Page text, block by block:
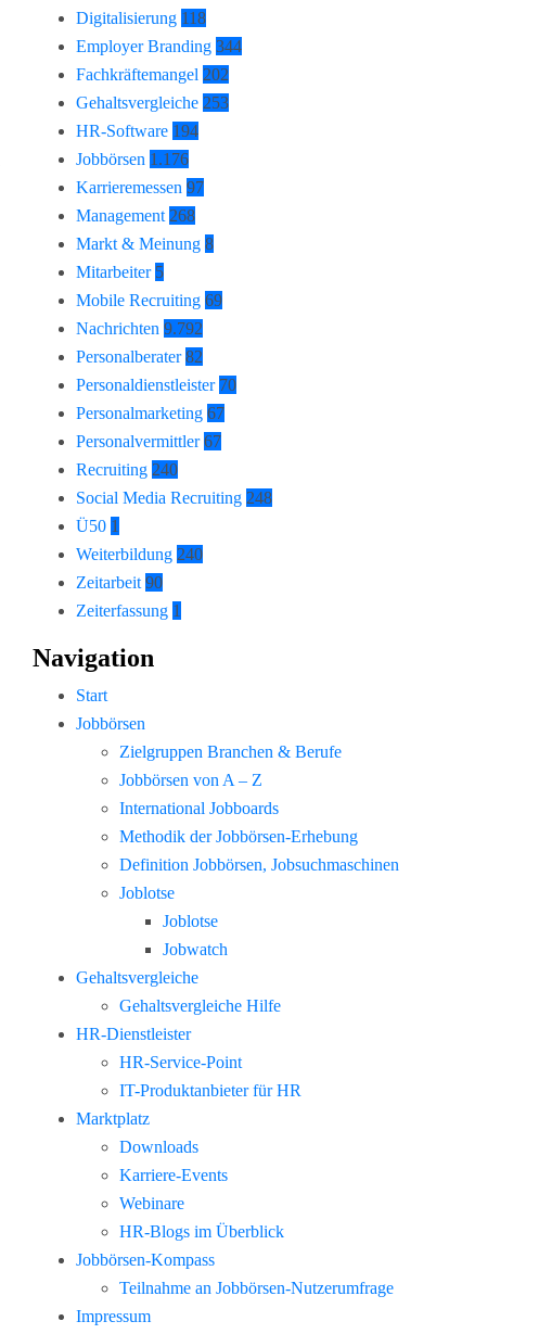
Digitalisierung 118
Employer Branding 344
Fachkräftemangel 202
Gehaltsvergleiche 253
HR-Software 194
Jobbörsen 1.176
Karrieremessen 97
Management 268
Markt & Meinung 8
Mitarbeiter 5
Mobile Recruiting 69
Nachrichten 9.792
Personalberater 82
Personaldienstleister 70
Personalmarketing 67
Personalvermittler 67
Recruiting 240
Social Media Recruiting 248
Ü50 1
Weiterbildung 240
Zeitarbeit 90
Zeiterfassung 1
Navigation
Start
Jobbörsen
Zielgruppen Branchen & Berufe
Jobbörsen von A – Z
International Jobboards
Methodik der Jobbörsen-Erhebung
Definition Jobbörsen, Jobsuchmaschinen
Joblotse
Joblotse
Jobwatch
Gehaltsvergleiche
Gehaltsvergleiche Hilfe
HR-Dienstleister
HR-Service-Point
IT-Produktanbieter für HR
Marktplatz
Downloads
Karriere-Events
Webinare
HR-Blogs im Überblick
Jobbörsen-Kompass
Teilnahme an Jobbörsen-Nutzerumfrage
Impressum